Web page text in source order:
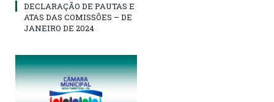
DECLARAÇÃO DE PAUTAS E
ATAS DAS COMISSÕES – DE
JANEIRO DE 2024